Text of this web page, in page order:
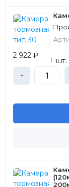
2 922 ₽
1 шт.
-